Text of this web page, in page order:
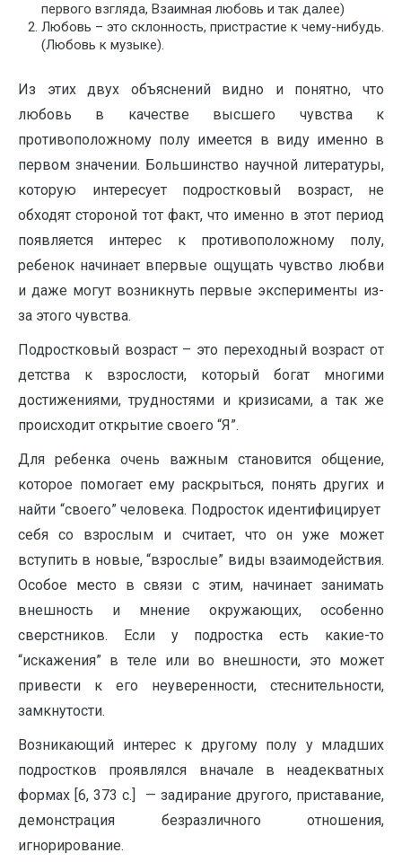
первого взгляда, Взаимная любовь и так далее)
Любовь – это склонность, пристрастие к чему-нибудь.
(Любовь к музыке).
Из этих двух объяснений видно и понятно, что
любовь в качестве высшего чувства к
противоположному полу имеется в виду именно в
первом значении. Большинство научной литературы,
которую интересует подростковый возраст, не
обходят стороной тот факт, что именно в этот период
появляется интерес к противоположному полу,
ребенок начинает впервые ощущать чувство любви
и даже могут возникнуть первые эксперименты из-
за этого чувства.
Подростковый возраст – это переходный возраст от
детства к взрослости, который богат многими
достижениями, трудностями и кризисами, а так же
происходит открытие своего “Я”.
Для ребенка очень важным становится общение,
которое помогает ему раскрыться, понять других и
найти “своего” человека. Подросток идентифицирует
себя со взрослым и считает, что он уже может
вступить в новые, “взрослые” виды взаимодействия.
Особое место в связи с этим, начинает занимать
внешность и мнение окружающих, особенно
сверстников. Если у подростка есть какие-то
“искажения” в теле или во внешности, это может
привести к его неуверенности, стеснительности,
замкнутости.
Возни­кающий интерес к другому полу у младших
подростков проявлялся вначале в неадекватных
формах [6, 373 с.] — задирание другого, приставание,
демонстрация безразличного отношения,
игнорирование.